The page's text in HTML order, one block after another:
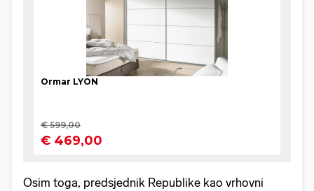
Osim toga, predsjednik Republike kao vrhovni